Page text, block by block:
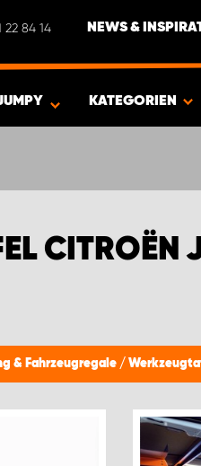
22 84 14 NEWS &
KATEGORIEN
CITROËN
& Fahrzeugregale /